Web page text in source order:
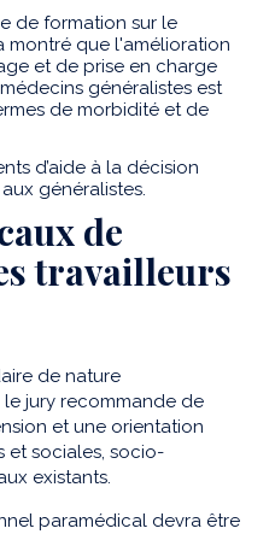
de formation sur le
montré que l'amélioration
et de prise en charge
généralistes est
de morbidité et de
d’aide à la décision
généralistes.
de
travailleurs
de nature
jury recommande de
et une orientation
et sociales, socio-
existants.
paramédical devra être